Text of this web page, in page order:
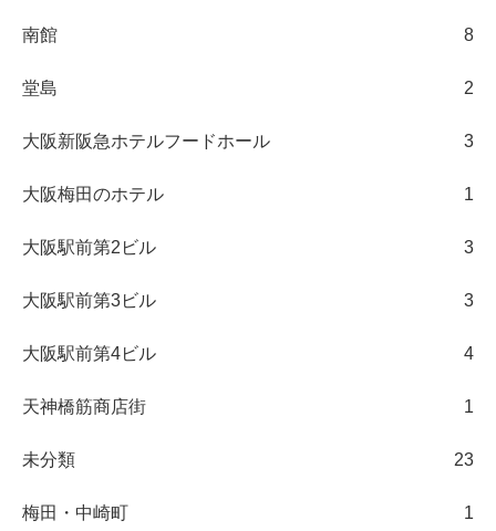
南館 8
堂島 2
大阪新阪急ホテルフードホール 3
大阪梅田のホテル 1
大阪駅前第2ビル 3
大阪駅前第3ビル 3
大阪駅前第4ビル 4
天神橋筋商店街 1
未分類 23
梅田・中崎町 1